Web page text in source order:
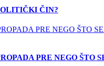
ČIN?
PRE NEGO ŠTO